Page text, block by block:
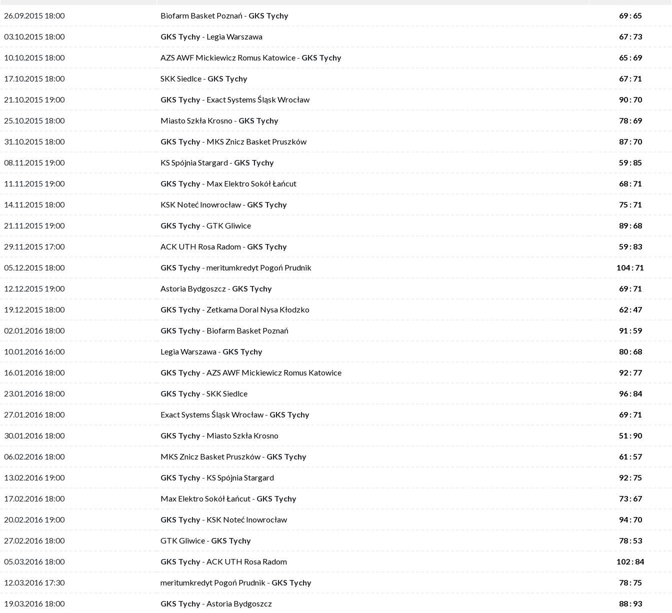
26.09.2015 18:00 Biofarm Basket Poznań - GKS Tychy 69 : 65
03.10.2015 18:00 GKS Tychy - Legia Warszawa 67 : 73
10.10.2015 18:00 AZS AWF Mickiewicz Romus Katowice - GKS Tychy 65 : 69
17.10.2015 18:00 SKK Siedlce - GKS Tychy 67 : 71
21.10.2015 19:00 GKS Tychy - Exact Systems Śląsk Wrocław 90 : 70
25.10.2015 18:00 Miasto Szkła Krosno - GKS Tychy 78 : 69
31.10.2015 18:00 GKS Tychy - MKS Znicz Basket Pruszków 87 : 70
08.11.2015 19:00 KS Spójnia Stargard - GKS Tychy 59 : 85
11.11.2015 19:00 GKS Tychy - Max Elektro Sokół Łańcut 68 : 71
14.11.2015 18:00 KSK Noteć Inowrocław - GKS Tychy 75 : 71
21.11.2015 19:00 GKS Tychy - GTK Gliwice 89 : 68
29.11.2015 17:00 ACK UTH Rosa Radom - GKS Tychy 59 : 83
05.12.2015 18:00 GKS Tychy - meritumkredyt Pogoń Prudnik 104 : 71
12.12.2015 19:00 Astoria Bydgoszcz - GKS Tychy 69 : 71
19.12.2015 18:00 GKS Tychy - Zetkama Doral Nysa Kłodzko 62 : 47
02.01.2016 18:00 GKS Tychy - Biofarm Basket Poznań 91 : 59
10.01.2016 16:00 Legia Warszawa - GKS Tychy 80 : 68
16.01.2016 18:00 GKS Tychy - AZS AWF Mickiewicz Romus Katowice 92 : 77
23.01.2016 18:00 GKS Tychy - SKK Siedlce 96 : 84
27.01.2016 18:00 Exact Systems Śląsk Wrocław - GKS Tychy 69 : 71
30.01.2016 18:00 GKS Tychy - Miasto Szkła Krosno 51 : 90
06.02.2016 18:00 MKS Znicz Basket Pruszków - GKS Tychy 61 : 57
13.02.2016 19:00 GKS Tychy - KS Spójnia Stargard 92 : 75
17.02.2016 18:00 Max Elektro Sokół Łańcut - GKS Tychy 73 : 67
20.02.2016 19:00 GKS Tychy - KSK Noteć Inowrocław 94 : 70
27.02.2016 18:00 GTK Gliwice - GKS Tychy 78 : 53
05.03.2016 18:00 GKS Tychy - ACK UTH Rosa Radom 102 : 84
12.03.2016 17:30 meritumkredyt Pogoń Prudnik - GKS Tychy 78 : 75
19.03.2016 18:00 GKS Tychy - Astoria Bydgoszcz 88 : 93